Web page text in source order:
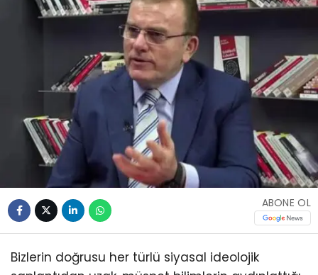
ABONE OL
Bizlerin doğrusu her türlü siyasal ideolojik